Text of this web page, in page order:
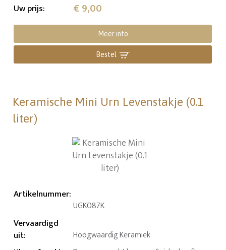
Uw prijs: € 9,00
Meer info
Bestel
Keramische Mini Urn Levenstakje (0.1
liter)
Artikelnummer:
UGK087K
Vervaardigd
uit: Hoogwaardig Keramiek